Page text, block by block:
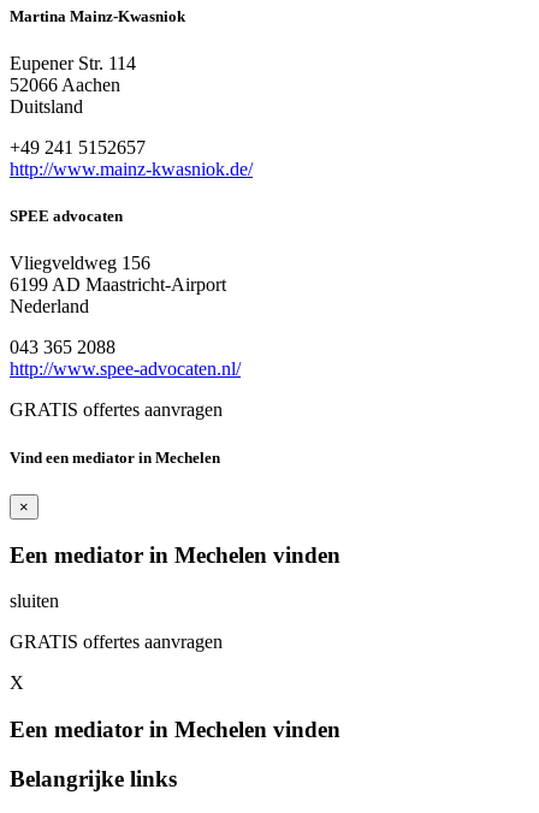
Martina Mainz-Kwasniok
Eupener Str. 114
52066 Aachen
Duitsland
+49 241 5152657
http://www.mainz-kwasniok.de/
SPEE advocaten
Vliegveldweg 156
6199 AD Maastricht-Airport
Nederland
043 365 2088
http://www.spee-advocaten.nl/
GRATIS offertes aanvragen
Vind een mediator in Mechelen
×
Een mediator in Mechelen vinden
sluiten
GRATIS offertes aanvragen
X
Een mediator in Mechelen vinden
Belangrijke links